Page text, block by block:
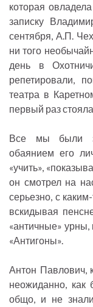
которая
записку
сентября, А.П.
ни того
день в
репетировали,
театра в
первый раз
Все мы были
обаянием его
«учить»,
он смотрел на
серьезно, с
вскидывая
«античные» урны,
«Антигоны».
Антон Павлович,
неожиданно, как
общо, и не